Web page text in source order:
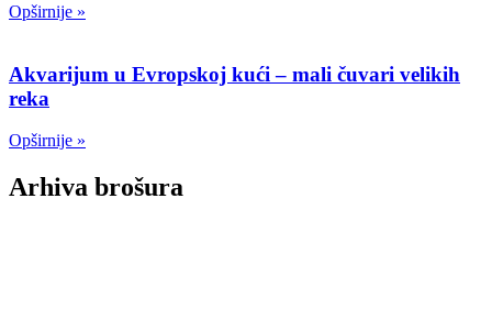
Opširnije »
Akvarijum u Evropskoj kući – mali čuvari velikih
reka
Opširnije »
Arhiva brošura